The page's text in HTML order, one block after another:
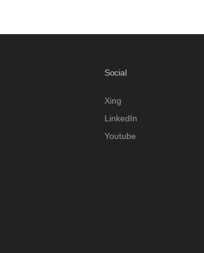
Social
Xing
LinkedIn
Youtube